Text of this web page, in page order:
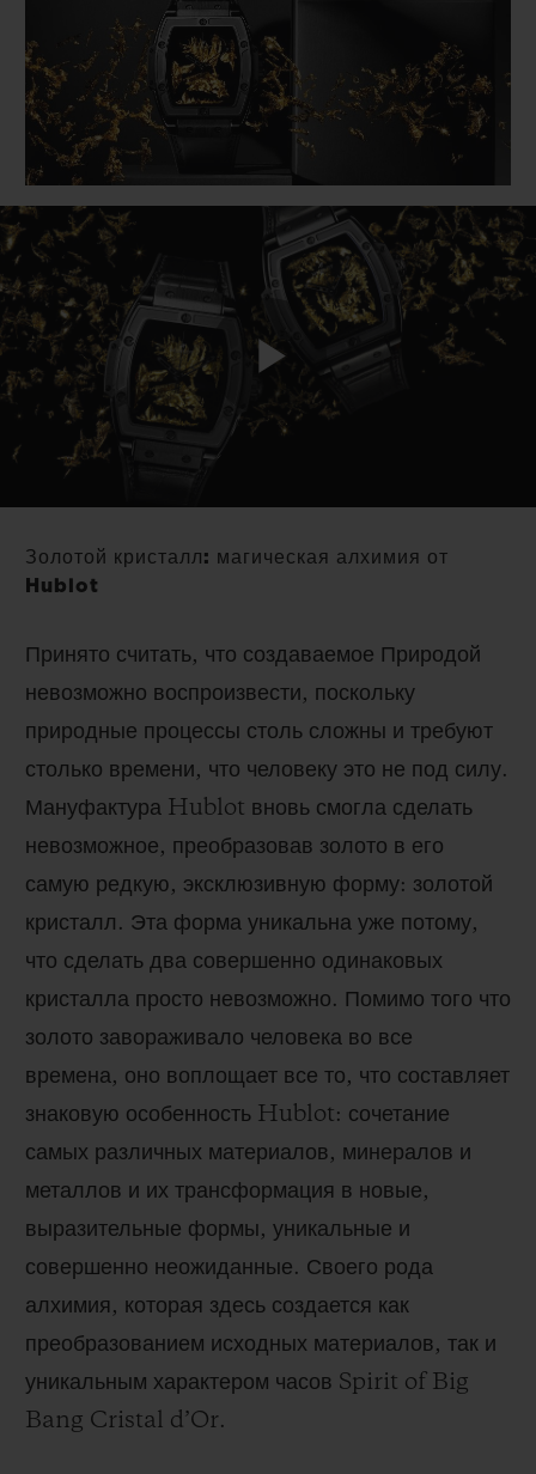
Play
Золотой кристалл: магическая алхимия от
Hublot
Принято считать, что создаваемое Природой
невозможно воспроизвести, поскольку
природные процессы столь сложны и требуют
столько времени, что человеку это не под силу.
Мануфактура Hublot вновь смогла сделать
невозможное, преобразовав золото в его
самую редкую, эксклюзивную форму: золотой
кристалл. Эта форма уникальна уже потому,
что сделать два совершенно одинаковых
кристалла просто невозможно. Помимо того что
золото завораживало человека во все
времена, оно воплощает все то, что составляет
знаковую особенность Hublot: сочетание
самых различных материалов, минералов и
металлов и их трансформация в новые,
выразительные формы, уникальные и
совершенно неожиданные. Своего рода
алхимия, которая здесь создается как
преобразованием исходных материалов, так и
уникальным характером часов Spirit of Big
Bang Cristal d’Or.
SUMMER MULTI-
COLORED CERAMIC
PEACH CERAMIC
ОНЛАЙН-
ПРОДАЖА
КОНТАКТЫ